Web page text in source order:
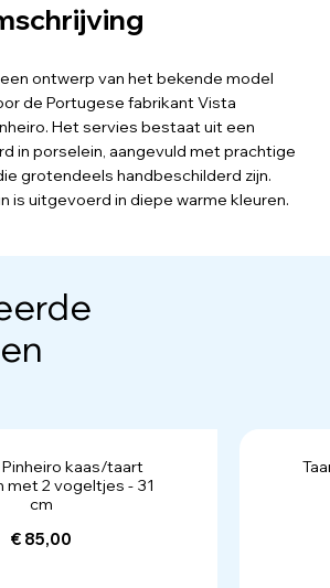
ontwerp van het bekende model
de Portugese fabrikant Vista
Het servies bestaat uit een
in porselein, aangevuld met prachtige
grotendeels handbeschilderd zijn.
is uitgevoerd in diepe warme kleuren.
kaas/taart
met 2 vogeltjes - 31
cm
€ 85,00